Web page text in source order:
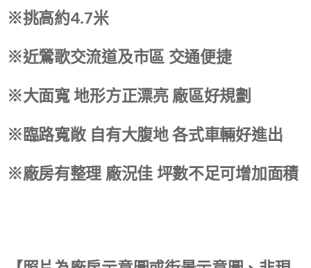
※挑高約4.7米
※近鶯歌交流道及市區 交通便捷
※大面寬 地形方正漂亮 廠區好規劃
※臨路寬敞 自有大腹地 各式車輛好進出
※廠房有整理 廠況佳 坪數不足可增加面積